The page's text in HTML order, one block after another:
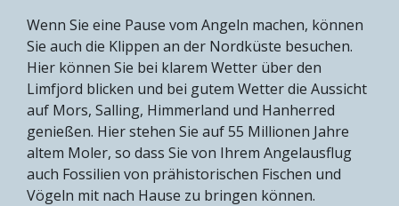
Wenn Sie eine Pause vom Angeln machen, können
Sie auch die Klippen an der Nordküste besuchen.
Hier können Sie bei klarem Wetter über den
Limfjord blicken und bei gutem Wetter die Aussicht
auf Mors, Salling, Himmerland und Hanherred
genießen. Hier stehen Sie auf 55 Millionen Jahre
altem Moler, so dass Sie von Ihrem Angelausflug
auch Fossilien von prähistorischen Fischen und
Vögeln mit nach Hause zu bringen können.